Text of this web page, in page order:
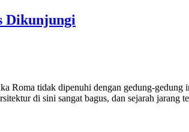
Dikunjungi
tidak dipenuhi dengan gedung-
di sini sangat bagus, dan sejarah